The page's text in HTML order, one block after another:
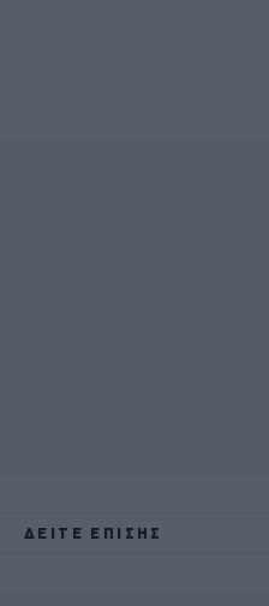
ΔΕΙΤΕ ΕΠΙΣΗΣ